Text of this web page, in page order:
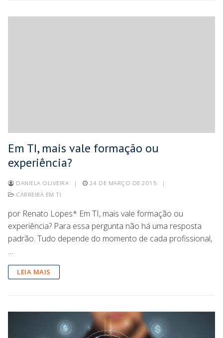
Em TI, mais vale formação ou
experiência?
DANIELA OLIVEIRA | 24 DE MARÇO DE 2015
|
CARREIRA EM TI
por Renato Lopes* Em TI, mais vale formação ou
experiência? Para essa pergunta não há uma resposta
padrão. Tudo depende do momento de cada profissional,
…
LEIA MAIS